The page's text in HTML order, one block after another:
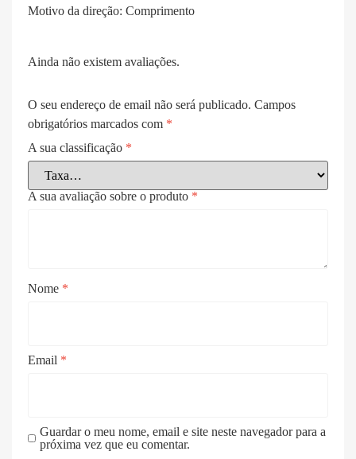
Motivo da direção: Comprimento
Ainda não existem avaliações.
O seu endereço de email não será publicado. Campos
obrigatórios marcados com *
A sua classificação *
A sua avaliação sobre o produto *
Nome *
Email *
Guardar o meu nome, email e site neste navegador para a
próxima vez que eu comentar.